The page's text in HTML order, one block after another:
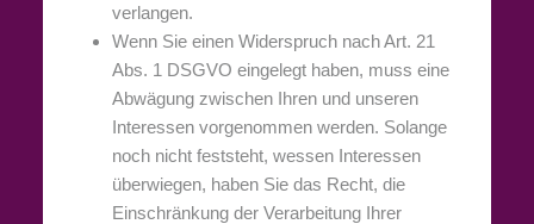
verlangen.
Wenn Sie einen Widerspruch nach Art. 21
Abs. 1 DSGVO eingelegt haben, muss eine
Abwägung zwischen Ihren und unseren
Interessen vorgenommen werden. Solange
noch nicht feststeht, wessen Interessen
überwiegen, haben Sie das Recht, die
Einschränkung der Verarbeitung Ihrer